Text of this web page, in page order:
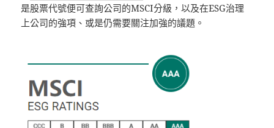
是股票代號便可查詢公司的MSCI分級，以及在ESG治理
上公司的強項、或是仍需要關注加強的議題。